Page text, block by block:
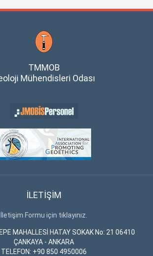
TMMOB
Mühendisleri Odası
İLETİŞİM
İletişim Formu için tıklayınız.
MAHALLESİ HATAY SOKAK No: 21 06410
ÇANKAYA - ANKARA
TELEFON: +90 850 4950006